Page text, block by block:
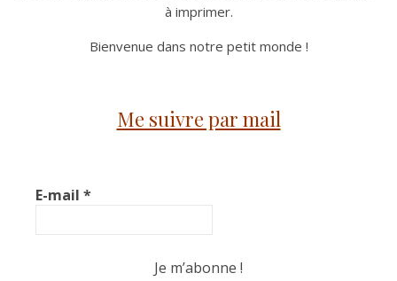
à imprimer.
Bienvenue dans notre petit monde !
Me suivre par mail
E-mail *